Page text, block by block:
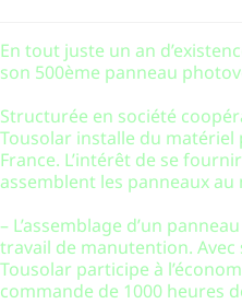
En tout juste un an
son 500ème panneau
Structurée en société
Tousolar installe du
France. L’intérêt de se
assemblent les panneaux
– L’assemblage d’un
travail de manutention.
Tousolar participe à
commande de 1000 heures